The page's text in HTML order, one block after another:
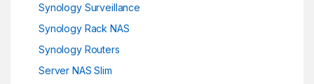
Synology Surveillance
Synology Rack NAS
Synology Routers
Server NAS Slim